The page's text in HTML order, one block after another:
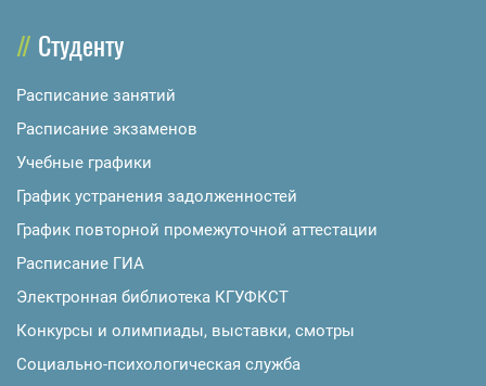
Студенту
Расписание занятий
Расписание экзаменов
Учебные графики
График устранения задолженностей
График повторной промежуточной аттестации
Расписание ГИА
Электронная библиотека КГУФКСТ
Конкурсы и олимпиады, выставки, смотры
Социально-психологическая служба